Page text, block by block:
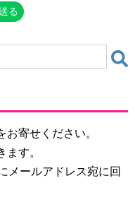
る
寄せください。
す。
メールアドレス宛に回